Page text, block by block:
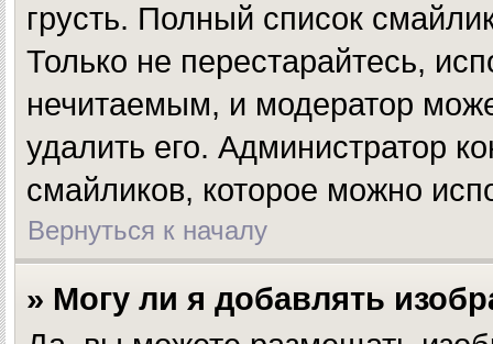
грусть. Полный список
Только не перестарайтесь,
нечитаемым, и модератор
удалить его. Администратор
смайликов, которое можно
Вернуться к началу
» Могу ли я добавлять